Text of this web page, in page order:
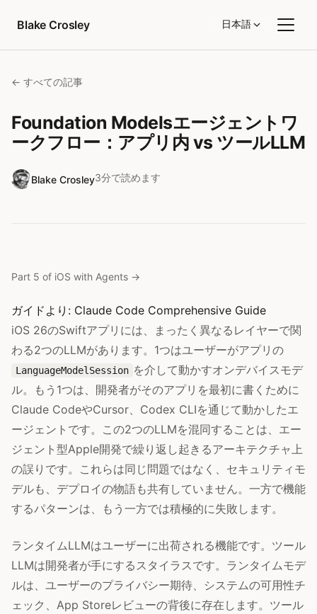
Blake Crosley
日本語
← すべての記事
Foundation Modelsエージェントワ
ークフロー：アプリ内 vs ツールLLM
Blake Crosley3分で読めます
Part 5 of iOS with Agents →
ガイドより: Claude Code Comprehensive Guide
iOS 26のSwiftアプリには、まったく異なるレイヤーで関
わる2つのLLMがあります。1つはユーザーがアプリの
LanguageModelSession を介して動かすオンデバイスモデ
ル。もう1つは、開発者がそのアプリを最初に書くために
Claude CodeやCursor、Codex CLIを通じて動かしたエ
ージェントです。この2つのLLMを混同することは、エー
ジェント型Apple開発で繰り返し起きるアーキテクチャ上
の誤りです。これらは同じ問題ではなく、セキュリティモ
デルも、デプロイの物語も共有していません。一方で機能
するパターンは、もう一方では積極的に失敗します。
ランタイムLLMはユーザーに出荷される機能です。ツール
LLMは開発者が手にするスタイラスです。ランタイムモデ
ルは、ユーザーのプライバシー期待、システムの可用性チ
ェック、App Storeレビューの背後に存在します。ツール